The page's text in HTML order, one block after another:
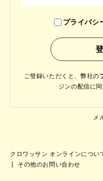
プライバシ
ご登録いただくと、弊社の
ジンの配信に
メ
クロワッサン オンラインについ
その他のお問い合わせ